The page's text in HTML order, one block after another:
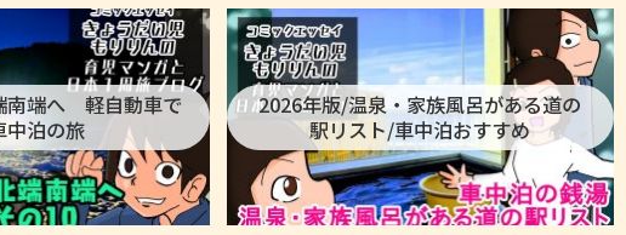
南端へ 軽自動車で
中泊の旅
2026年版/温泉・家族風呂がある道の
駅リスト/車中泊おすすめ